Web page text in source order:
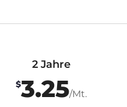
2 Jahre
$3.25/Mt.